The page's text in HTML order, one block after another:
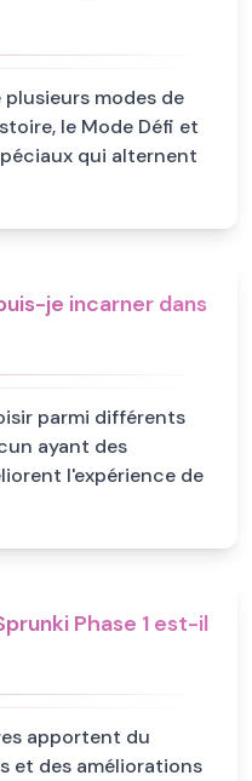
plusieurs modes de
le Mode Défi et
qui alternent
je incarner dans
parmi différents
ayant des
l'expérience de
Phase 1 est-il
apportent du
et des améliorations